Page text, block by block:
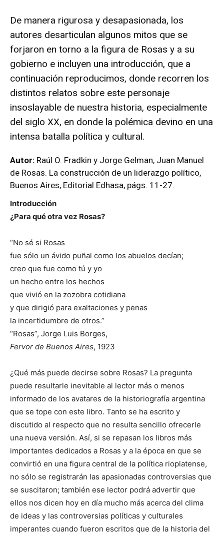
De manera rigurosa y desapasionada, los
autores desarticulan algunos mitos que se
forjaron en torno a la figura de Rosas y a su
gobierno e incluyen una introducción, que a
continuación reproducimos, donde recorren los
distintos relatos sobre este personaje
insoslayable de nuestra historia, especialmente
del siglo XX, en donde la polémica devino en una
intensa batalla política y cultural.
Autor: Raúl O. Fradkin y Jorge Gelman, Juan Manuel
de Rosas. La construcción de un liderazgo político,
Buenos Aires, Editorial Edhasa, págs. 11-27.
Introducción
¿Para qué otra vez Rosas?
“No sé si Rosas
fue sólo un ávido puñal como los abuelos decían;
creo que fue como tú y yo
un hecho entre los hechos
que vivió en la zozobra cotidiana
y que dirigió para exaltaciones y penas
la incertidumbre de otros.”
“Rosas”, Jorge Luis Borges,
Fervor de Buenos Aires, 1923
¿Qué más puede decirse sobre Rosas? La pregunta
puede resultarle inevitable al lector más o menos
informado de los avatares de la historiografía argentina
que se tope con este libro. Tanto se ha escrito y
discutido al respecto que no resulta sencillo ofrecerle
una nueva versión. Así, si se repasan los libros más
importantes dedicados a Rosas y a la época en que se
convirtió en una figura central de la política rioplatense,
no sólo se registrarán las apasionadas controversias que
se suscitaron; también ese lector podrá advertir que
ellos nos dicen hoy en día mucho más acerca del clima
de ideas y las controversias políticas y culturales
imperantes cuando fueron escritos que de la historia del